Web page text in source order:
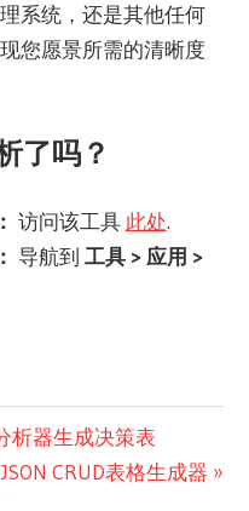
系统，还是其他任何
您愿景所需的清晰度
了吗？
访问该工具 此处.
导航到 工具 > 应用 >
析器生成决策表
CRUD表格生成器